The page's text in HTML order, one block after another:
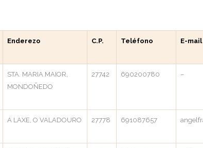
Enderezo C.P. Teléfono E-mail
STA. MARIA MAIOR,
MONDOÑEDO
27742 690200780 –
A LAXE, O VALADOURO 27778 691087657